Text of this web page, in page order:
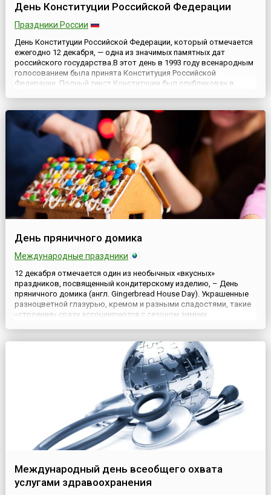
День Конституции Российской Федерации
Праздники России
День Конституции Российской Федерации, который отмечается
ежегодно 12 декабря, — одна из значимых памятных дат
российского государства.В этот день в 1993 году всенародным
голосованием была принята Конституция Российской
Федерации. Полный текст Конституции был опубликован в
День пряничного домика
Международные праздники
12 декабря отмечается один из необычных «вкусных»
праздников, посвященный кондитерскому изделию, – День
пряничного домика (англ. Gingerbread House Day). Украшенные
разноцветной глазурью, кремом и разными сладостями, такие
«строения» сразу ассоциируются с сезоном зимних
Международный день всеобщего охвата
услугами здравоохранения